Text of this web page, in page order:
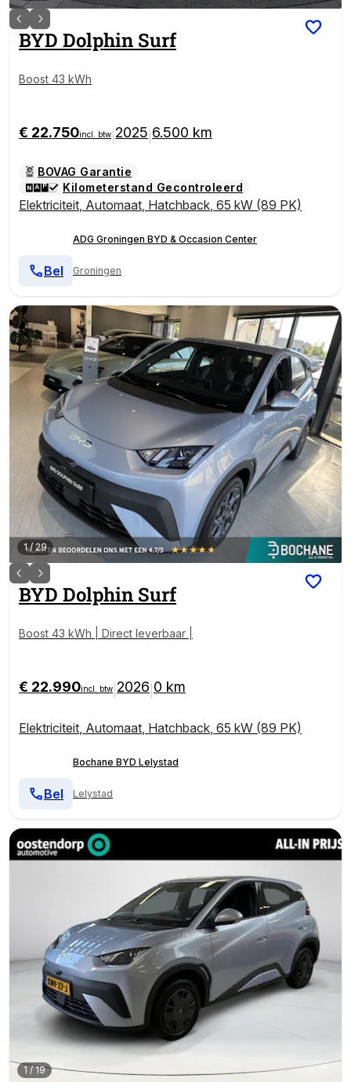
BYD Dolphin Surf
Boost 43 kWh
€ 22.750incl. btw 2025 6.500 km
BOVAG Garantie
Kilometerstand Gecontroleerd
Elektriciteit, Automaat, Hatchback, 65 kW (89 PK)
ADG Groningen BYD & Occasion Center
Groningen
Bel
1/ 29
BYD Dolphin Surf
Boost 43 kWh | Direct leverbaar |
€ 22.990incl. btw 2026 0 km
Elektriciteit, Automaat, Hatchback, 65 kW (89 PK)
Bochane BYD Lelystad
Lelystad
Bel
1 /19